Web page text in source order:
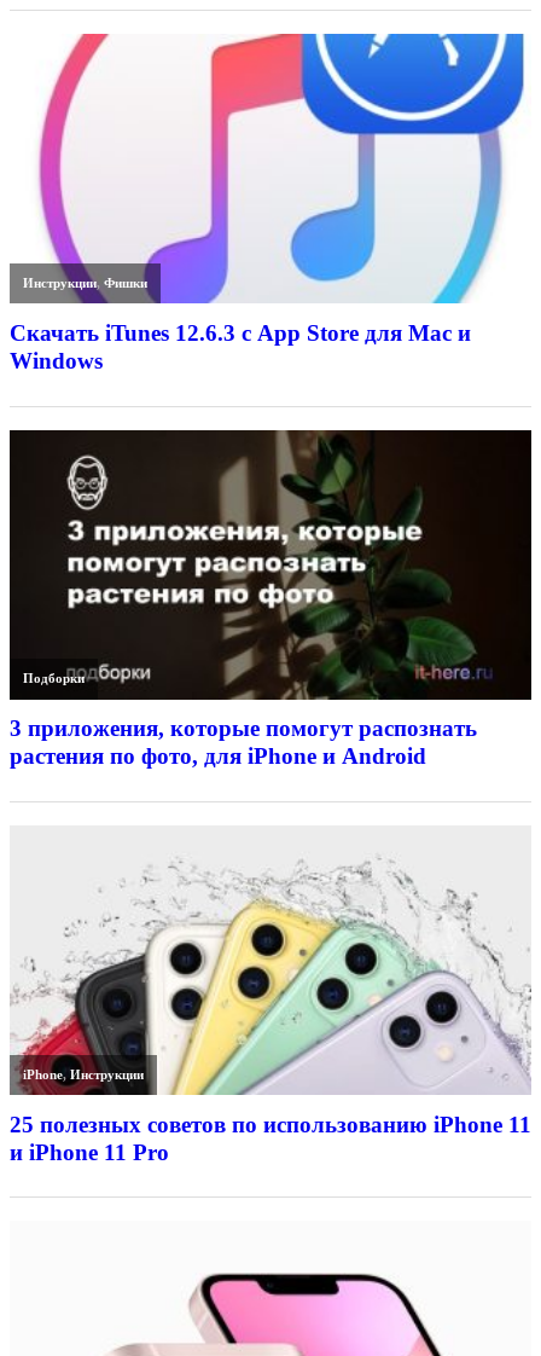
Инструкции,Фишки
Скачать iTunes 12.6.3 с App Store для Mac и
Windows
Подборки
3 приложения, которые помогут распознать
растения по фото, для iPhone и Android
iPhone,Инструкции
25 полезных советов по использованию iPhone 11
и iPhone 11 Pro